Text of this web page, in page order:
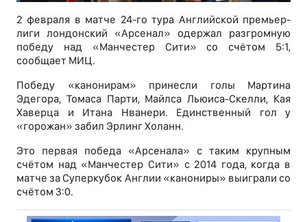
2 февраля в матче 24-го тура Английской премьер-
лиги лондонский «Арсенал» одержал разгромную
победу над «Манчестер Сити» со счётом 5:1,
сообщает МИЦ.
Победу «канонирам» принесли голы Мартинa
Эдегора, Томаса Парти, Майлса Льюиса-Скелли, Кая
Хаверца и Итана Нванери. Единственный гол у
«горожан» забил Эрлинг Холанн.
Это первая победа «Арсенала» с таким крупным
счётом над «Манчестер Сити» с 2014 года, когда в
матче за Суперкубок Англии «канониры» выиграли со
счётом 3:0.